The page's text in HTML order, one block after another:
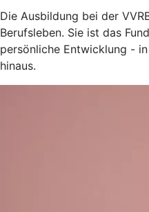
Die Ausbildung bei der
Berufsleben. Sie ist das
persönliche Entwicklung -
hinaus.